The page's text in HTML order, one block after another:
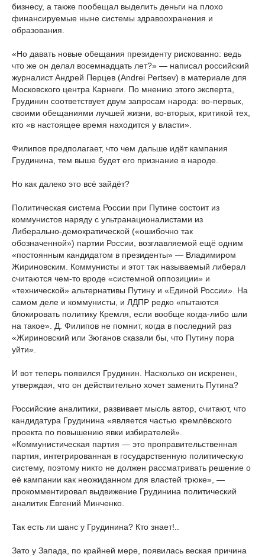
бизнесу, а также пообещал выделить деньги на плохо
финансируемые ныне системы здравоохранения и
образования.
«Но давать новые обещания президенту рискованно: ведь
что же он делал восемнадцать лет?» — написал российский
журналист Андрей Перцев (Andrei Pertsev) в материале для
Московского центра Карнеги. По мнению этого эксперта,
Грудинин соответствует двум запросам народа: во-первых,
своими обещаниями лучшей жизни, во-вторых, критикой тех,
кто «в настоящее время находится у власти».
Филипов предполагает, что чем дальше идёт кампания
Грудинина, тем выше будет его признание в народе.
Но как далеко это всё зайдёт?
Политическая система России при Путине состоит из
коммунистов наряду с ультранационалистами из
Либерально-демократической («ошибочно так
обозначенной») партии России, возглавляемой ещё одним
«постоянным кандидатом в президенты» — Владимиром
Жириновским. Коммунисты и этот так называемый либерал
считаются чем-то вроде «системной оппозиции» и
«технической» альтернативы Путину и «Единой России». На
самом деле и коммунисты, и ЛДПР редко «пытаются
блокировать политику Кремля, если вообще когда-либо шли
на такое». Д. Филипов не помнит, когда в последний раз
«Жириновский или Зюганов сказали бы, что Путину пора
уйти».
И вот теперь появился Грудинин. Насколько он искренен,
утверждая, что он действительно хочет заменить Путина?
Российские аналитики, развивает мысль автор, считают, что
кандидатура Грудинина «является частью кремлёвского
проекта по повышению явки избирателей».
«Коммунистическая партия — это проправительственная
партия, интегрированная в государственную политическую
систему, поэтому никто не должен рассматривать решение о
её кампании как неожиданном для властей трюке», —
прокомментировал выдвижение Грудинина политический
аналитик Евгений Минченко.
Так есть ли шанс у Грудинина? Кто знает!..
Зато у Запада, по крайней мере, появилась веская причина